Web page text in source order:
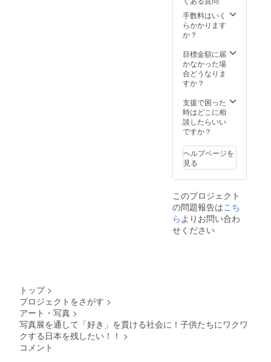
間が、
より上
質なも
しいで
す。
枚） 備
考欄に
・お名
前 ・ほ
ターン
（額装
写真、
ポスト
をご所
望の場
合は本
文最後
一覧か
らお選
びくだ
さい）
載くだ
さい。
手数料はいく
らかかります
か？
目標金額に届
かなかった場
合どうなりま
すか？
支援で困った
時はどこに相
談したらいい
ですか？
ヘルプページを
見る
このプロジェクト
の問題報告はこち
ら よりお問い合わ
せください
トップ >
プロジェクトをさがす >
アート・写真 >
写真展を通して「好き」を貫ける社会に！子供たちにワクワ
クする日本を残したい！！ >
コメント